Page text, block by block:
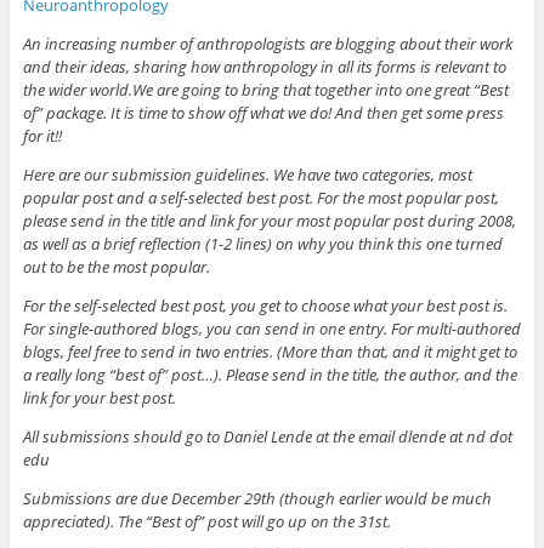
Neuroanthropology
An increasing number of anthropologists are blogging about their work
and their ideas, sharing how anthropology in all its forms is relevant to
the wider world.We are going to bring that together into one great “Best
of” package. It is time to show off what we do! And then get some press
for it!!
Here are our submission guidelines. We have two categories, most
popular post and a self-selected best post. For the most popular post,
please send in the title and link for your most popular post during 2008,
as well as a brief reflection (1-2 lines) on why you think this one turned
out to be the most popular.
For the self-selected best post, you get to choose what your best post is.
For single-authored blogs, you can send in one entry. For multi-authored
blogs, feel free to send in two entries. (More than that, and it might get to
a really long “best of” post…). Please send in the title, the author, and the
link for your best post.
All submissions should go to Daniel Lende at the email dlende at nd dot
edu
Submissions are due December 29th (though earlier would be much
appreciated). The “Best of” post will go up on the 31st.